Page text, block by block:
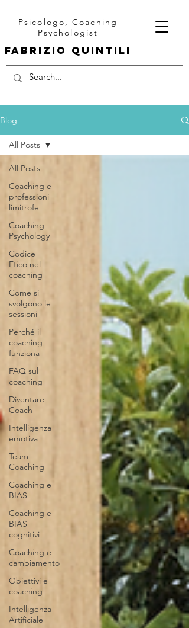
fabrizio quintili
Psicologo, Coaching
Psychologist
Blog
All Posts
Coaching e
professioni
limitrofe
Coaching
Psychology
Codice
Etico nel
coaching
Come si
svolgono le
sessioni
Perché il
coaching
funziona
FAQ sul
coaching
Diventare
Coach
Intelligenza
emotiva
Team
Coaching
Coaching e
BIAS
Coaching e
BIAS
cognitivi
Coaching e
cambiamento
Obiettivi e
coaching
Intelligenza
Artificiale
All Posts